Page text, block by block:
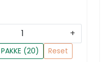
+
PAKKE (20) Reset